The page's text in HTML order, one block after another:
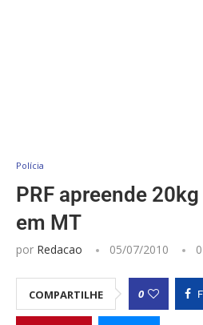
Polícia
PRF apreende
em MT
por Redacao 05/07/2010
COMPARTILHE 0